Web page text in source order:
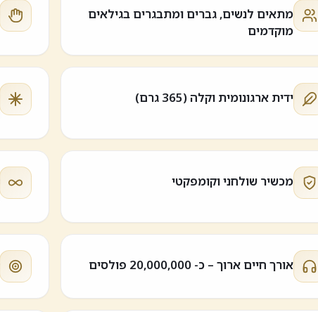
מתאים לנשים, גברים ומתבגרים בגילאים
מוקדמים
ידית ארגונומית וקלה (365 גרם)
מכשיר שולחני וקומפקטי
אורך חיים ארוך – כ- 20,000,000 פולסים